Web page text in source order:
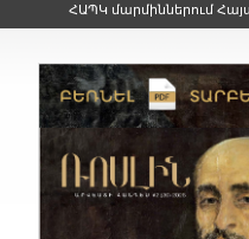
ՀԱՊԿ մարմիններում